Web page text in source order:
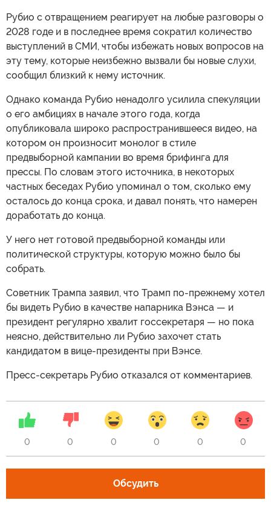
Рубио с отвращением реагирует на любые разговоры о
2028 годе и в последнее время сократил количество
выступлений в СМИ, чтобы избежать новых вопросов на
эту тему, которые неизбежно вызвали бы новые слухи,
сообщил близкий к нему источник.
Однако команда Рубио ненадолго усилила спекуляции
о его амбициях в начале этого года, когда
опубликовала широко распространившееся видео, на
котором он произносит монолог в стиле
предвыборной кампании во время брифинга для
прессы. По словам этого источника, в некоторых
частных беседах Рубио упоминал о том, сколько ему
осталось до конца срока, и давал понять, что намерен
доработать до конца.
У него нет готовой предвыборной команды или
политической структуры, которую можно было бы
собрать.
Советник Трампа заявил, что Трамп по-прежнему хотел
бы видеть Рубио в качестве напарника Вэнса — и
президент регулярно хвалит госсекретаря — но пока
неясно, действительно ли Рубио захочет стать
кандидатом в вице-президенты при Вэнсе.
Пресс-секретарь Рубио отказался от комментариев.
0 0 0 0 0 0
Обсудить